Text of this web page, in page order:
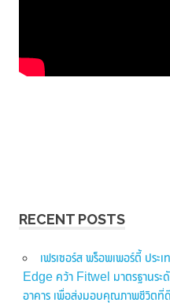
RECENT POSTS
เฟรเซอร์ส พร็อพเพอร์ตี้ ประ
Edge คว้า Fitwel มาตรฐานระ
อาคาร เพื่อส่งมอบคุณภาพชีวิตที่ดี